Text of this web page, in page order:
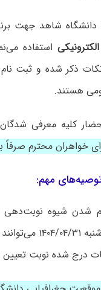
دانشگاه شاهد جهت
استفاده
نکات ذکر شده و ثبت
هستند.
کلیه معرفی
خواهران محترم
مهم:
درج شده نوبت تعیین